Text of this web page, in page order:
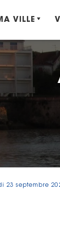
VILLE
23 septembre